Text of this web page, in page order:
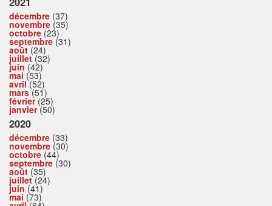
décembre (37)
novembre (35)
octobre (23)
septembre (31)
août (24)
juillet(32)
juin (42)
mai (53)
avril(52)
mars(51)
février(25)
janvier(50)
2020
décembre (33)
novembre (30)
octobre (44)
septembre (30)
août (35)
juillet(24)
juin (41)
mai (73)